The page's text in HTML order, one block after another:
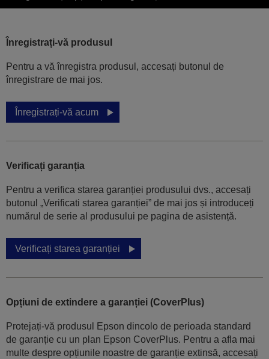
Înregistrați-vă produsul
Pentru a vă înregistra produsul, accesați butonul de
înregistrare de mai jos.
Înregistrați-vă acum
Verificați garanția
Pentru a verifica starea garanției produsului dvs., accesați
butonul „Verificati starea garanției” de mai jos și introduceți
numărul de serie al produsului pe pagina de asistență.
Verificați starea garanției
Opțiuni de extindere a garanției (CoverPlus)
Protejați-vă produsul Epson dincolo de perioada standard
de garanție cu un plan Epson CoverPlus. Pentru a afla mai
multe despre opțiunile noastre de garanție extinsă, accesați